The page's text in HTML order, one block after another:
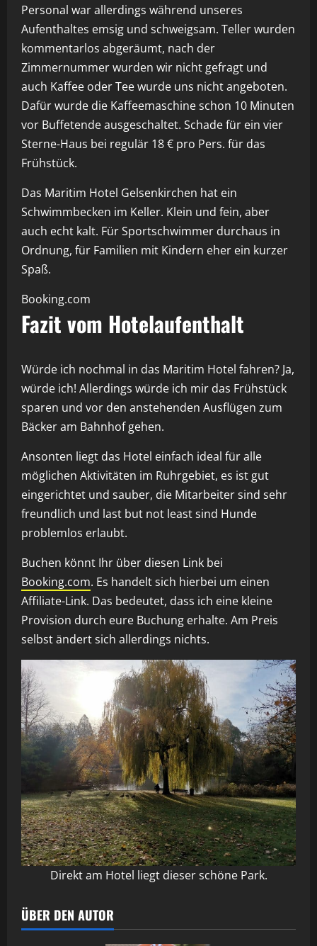
Personal war allerdings während unseres
Aufenthaltes emsig und schweigsam. Teller wurden
kommentarlos abgeräumt, nach der
Zimmernummer wurden wir nicht gefragt und
auch Kaffee oder Tee wurde uns nicht angeboten.
Dafür wurde die Kaffeemaschine schon 10 Minuten
vor Buffetende ausgeschaltet. Schade für ein vier
Sterne-Haus bei regulär 18 € pro Pers. für das
Frühstück.
Das Maritim Hotel Gelsenkirchen hat ein
Schwimmbecken im Keller. Klein und fein, aber
auch echt kalt. Für Sportschwimmer durchaus in
Ordnung, für Familien mit Kindern eher ein kurzer
Spaß.
Booking.com
Fazit vom Hotelaufenthalt
Würde ich nochmal in das Maritim Hotel fahren? Ja,
würde ich! Allerdings würde ich mir das Frühstück
sparen und vor den anstehenden Ausflügen zum
Bäcker am Bahnhof gehen.
Ansonten liegt das Hotel einfach ideal für alle
möglichen Aktivitäten im Ruhrgebiet, es ist gut
eingerichtet und sauber, die Mitarbeiter sind sehr
freundlich und last but not least sind Hunde
problemlos erlaubt.
Buchen könnt Ihr über diesen Link bei
Booking.com. Es handelt sich hierbei um einen
Affiliate-Link. Das bedeutet, dass ich eine kleine
Provision durch eure Buchung erhalte. Am Preis
selbst ändert sich allerdings nichts.
Direkt am Hotel liegt dieser schöne Park.
ÜBER DEN AUTOR